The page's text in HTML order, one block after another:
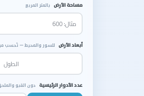
مساحة الأرض بالمتر المربع
أبعاد الأرض للسور والمحيط — تُحسب
عدد الأدوار الرئيسية دون القبو